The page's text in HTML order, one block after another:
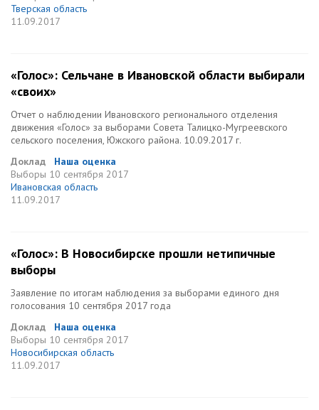
Тверская область
11.09.2017
«Голос»: Сельчане в Ивановской области выбирали
«своих»
Отчет о наблюдении Ивановского регионального отделения
движения «Голос» за выборами Совета Талицко-Мугреевского
сельского поселения, Южского района. 10.09.2017 г.
Доклад
Наша оценка
Выборы 10 сентября 2017
Ивановская область
11.09.2017
«Голос»: В Новосибирске прошли нетипичные
выборы
Заявление по итогам наблюдения за выборами единого дня
голосования 10 сентября 2017 года
Доклад
Наша оценка
Выборы 10 сентября 2017
Новосибирская область
11.09.2017